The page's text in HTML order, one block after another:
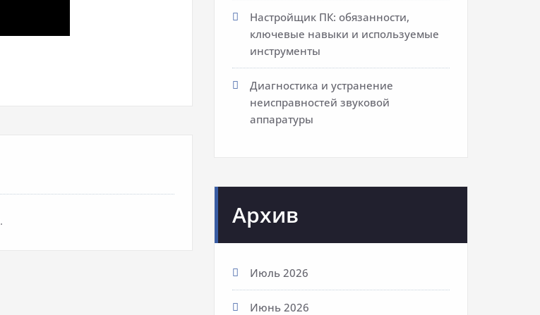
.
Настройщик ПК: обязанности,
ключевые навыки и используемые
инструменты
Диагностика и устранение
неисправностей звуковой
аппаратуры
Архив
Июль 2026
Июнь 2026